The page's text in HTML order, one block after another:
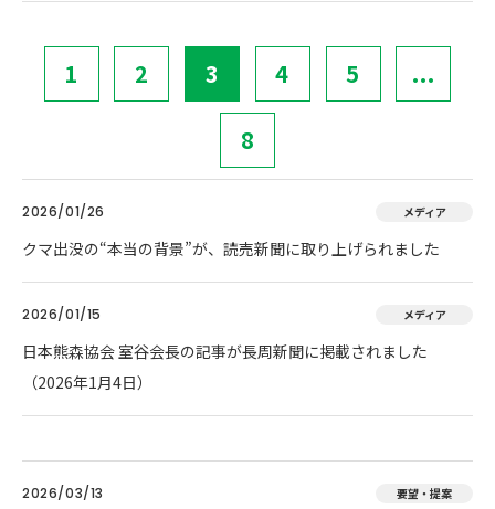
1 2 3 4 5 ...
8
2026/01/26 メディア
クマ出没の“本当の背景”が、読売新聞に取り上げられました
2026/01/15 メディア
日本熊森協会 室谷会長の記事が長周新聞に掲載されました
（2026年1月4日）
2026/03/13 要望・提案